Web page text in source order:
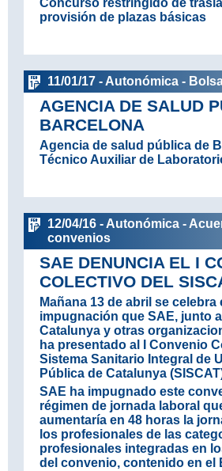
Concurso restringido de
provisión de plazas básicas
11/01/17 - Autonómica -
AGENCIA DE SALUD
BARCELONA
Agencia de salud pública de
Técnico Auxiliar de
12/04/16 - Autonómica -
convenios
SAE DENUNCIA EL I
COLECTIVO DEL
Mañana 13 de abril se
impugnación que SAE, junto
Catalunya y otras
ha presentado al I Convenio
Sistema Sanitario Integral de
Pública de Catalunya
SAE ha impugnado este
régimen de jornada laboral
aumentaría en 48 horas la
los profesionales de las
profesionales integradas en
del convenio, contenido en el